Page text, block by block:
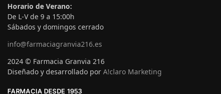
Horario de Verano:
De L-V de 9 a 15:00h
Sábados y domingos cerrado
info@farmaciagranvia216.es
2024 © Farmacia Granvia 216
Diseñado y desarrollado por A!claro Marketing
FARMACIA DESDE 1953